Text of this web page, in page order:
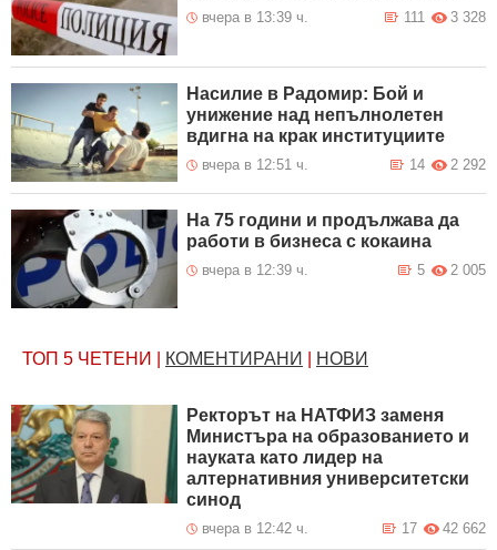
вчера в 13:39 ч. 3 328
111
Насилие в Радомир: Бой и
унижение над непълнолетен
вдигна на крак институциите
вчера в 12:51 ч. 2 292
14
На 75 години и продължава да
работи в бизнеса с кокаина
вчера в 12:39 ч. 2 005
5
ТОП 5 ЧЕТЕНИ КОМЕНТИРАНИ НОВИ
Ректорът на НАТФИЗ заменя
Министъра на образованието и
науката като лидер на
алтернативния университетски
синод
вчера в 12:42 ч. 42 662
17